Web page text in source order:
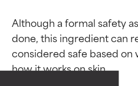
Although a formal safety
done, this ingredient can
considered safe based
ingredienti
ingredienti